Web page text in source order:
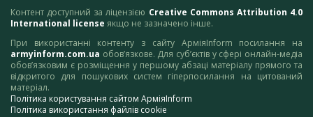
Контент доступний за ліцензією Creative Commons Attribution 4.0
International license якщо не зазначено інше.
При використанні контенту з сайту АрміяInform посилання на
armyinform.com.ua обов’язкове. Для суб’єктів у сфері онлайн-медіа
обов’язковим є розміщення у першому абзаці матеріалу прямого та
відкритого для пошукових систем гіперпосилання на цитований
матеріал.
Політика користування сайтом АрміяInform
Політика використання файлів cookie